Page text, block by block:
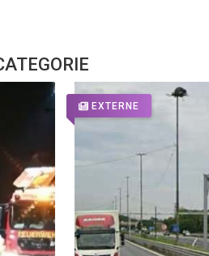
EXTERNE